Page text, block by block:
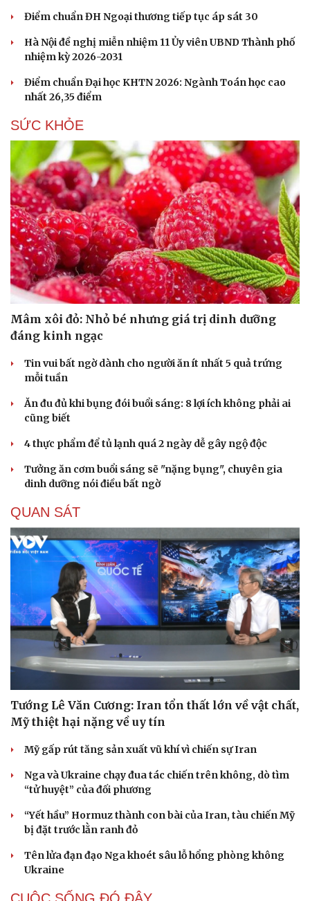
Điểm chuẩn ĐH Ngoại thương tiếp tục áp sát 30
Hà Nội đề nghị miễn nhiệm 11 Ủy viên UBND Thành phố
nhiệm kỳ 2026-2031
Điểm chuẩn Đại học KHTN 2026: Ngành Toán học cao
nhất 26,35 điểm
SỨC KHỎE
Mâm xôi đỏ: Nhỏ bé nhưng giá trị dinh dưỡng
đáng kinh ngạc
Tin vui bất ngờ dành cho người ăn ít nhất 5 quả trứng
mỗi tuần
Ăn đu đủ khi bụng đói buổi sáng: 8 lợi ích không phải ai
cũng biết
4 thực phẩm để tủ lạnh quá 2 ngày dễ gây ngộ độc
Tưởng ăn cơm buổi sáng sẽ "nặng bụng", chuyên gia
dinh dưỡng nói điều bất ngờ
QUAN SÁT
Tướng Lê Văn Cương: Iran tổn thất lớn về vật chất,
Mỹ thiệt hại nặng về uy tín
Mỹ gấp rút tăng sản xuất vũ khí vì chiến sự Iran
Nga và Ukraine chạy đua tác chiến trên không, dò tìm
“tử huyệt” của đối phương
“Yết hầu” Hormuz thành con bài của Iran, tàu chiến Mỹ
bị đặt trước lằn ranh đỏ
Tên lửa đạn đạo Nga khoét sâu lỗ hổng phòng không
Ukraine